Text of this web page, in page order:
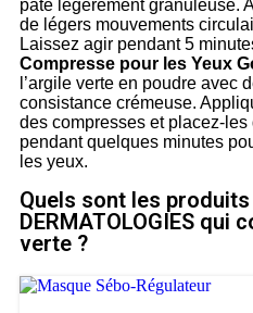
pâte légèrement granuleuse.
de légers mouvements
Laissez agir pendant 5
Compresse pour les Yeux
l’argile verte en poudre avec
consistance crémeuse.
des compresses et placez-
pendant quelques minutes
les yeux.
Quels sont les produits
DERMATOLOGIES qui
verte ?